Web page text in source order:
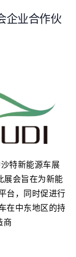
企业合作伙
特新能源车展
展会旨在为新能
台，同时促进行
在中东地区的持
商